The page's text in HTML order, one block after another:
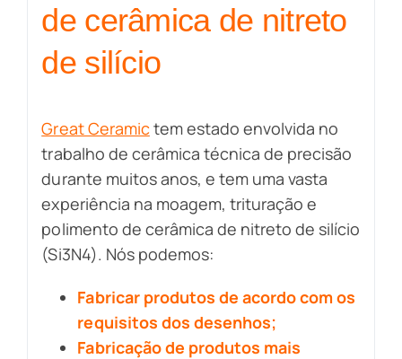
de cerâmica de nitreto
de silício
Great Ceramictem estado envolvida no
trabalho de cerâmica técnica de precisão
durante muitos anos, e tem uma vasta
experiência na moagem, trituração e
polimento de cerâmica de nitreto de silício
(Si3N4). Nós podemos:
Fabricar produtos de acordo com os
requisitos dos desenhos;
Fabricação de produtos mais